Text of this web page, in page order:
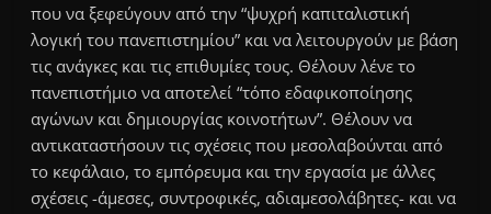
που να ξεφεύγουν από την “ψυχρή καπιταλιστική
λογική του πανεπιστημίου” και να λειτουργούν με βάση
τις ανάγκες και τις επιθυμίες τους. Θέλουν λένε το
πανεπιστήμιο να αποτελεί “τόπο εδαφικοποίησης
αγώνων και δημιουργίας κοινοτήτων”. Θέλουν να
αντικαταστήσουν τις σχέσεις που μεσολαβούνται από
το κεφάλαιο, το εμπόρευμα και την εργασία με άλλες
σχέσεις -άμεσες, συντροφικές, αδιαμεσολάβητες- και να